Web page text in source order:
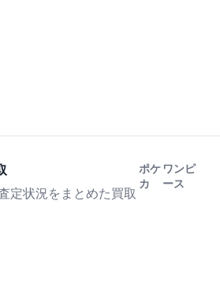
定状況をまとめた買取
ポケ
カ
ワンピ
ース